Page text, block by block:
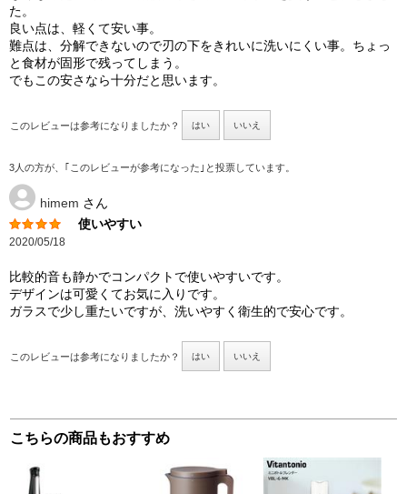
た。
良い点は、軽くて安い事。
難点は、分解できないので刃の下をきれいに洗いにくい事。ちょっ
と食材が固形で残ってしまう。
でもこの安さなら十分だと思います。
このレビューは参考になりましたか？ はい いいえ
3人の方が、｢このレビューが参考になった｣と投票しています。
himem さん
使いやすい
2020/05/18
比較的音も静かでコンパクトで使いやすいです。
デザインは可愛くてお気に入りです。
ガラスで少し重たいですが、洗いやすく衛生的で安心です。
このレビューは参考になりましたか？ はい いいえ
こちらの商品もおすすめ